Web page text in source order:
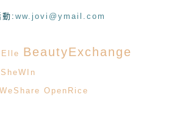
: ww.jovi@ymail.com
Elle BeautyExchange
SheWIn
WeShare OpenRice